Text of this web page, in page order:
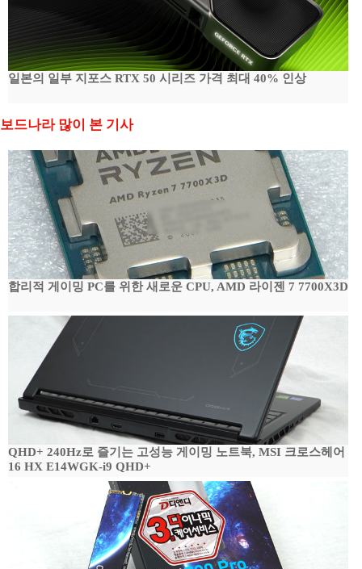
일본의 일부 지포스 RTX 50 시리즈 가격 최대 40% 인상
보드나라 많이 본 기사
합리적 게이밍 PC를 위한 새로운 CPU, AMD 라이젠 7 7700X3D
QHD+ 240Hz로 즐기는 고성능 게이밍 노트북, MSI 크로스헤어
16 HX E14WGK-i9 QHD+